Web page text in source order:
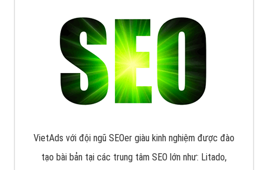
VietAds với đội ngũ SEOer giàu kinh nghiệm được đào
tạo bài bản tại các trung tâm SEO lớn như: Litado,